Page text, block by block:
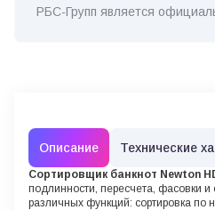
РБС-Групп является
Описание Технические
Сортировщик банкнот Newton
подлинности, пересчета, фасовки и
различных функций: сортировка по